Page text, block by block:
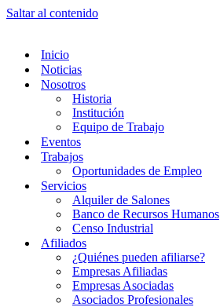
Saltar al contenido
Inicio
Noticias
Nosotros
Historia
Institución
Equipo de Trabajo
Eventos
Trabajos
Oportunidades de Empleo
Servicios
Alquiler de Salones
Banco de Recursos Humanos
Censo Industrial
Afiliados
¿Quiénes pueden afiliarse?
Empresas Afiliadas
Empresas Asociadas
Asociados Profesionales